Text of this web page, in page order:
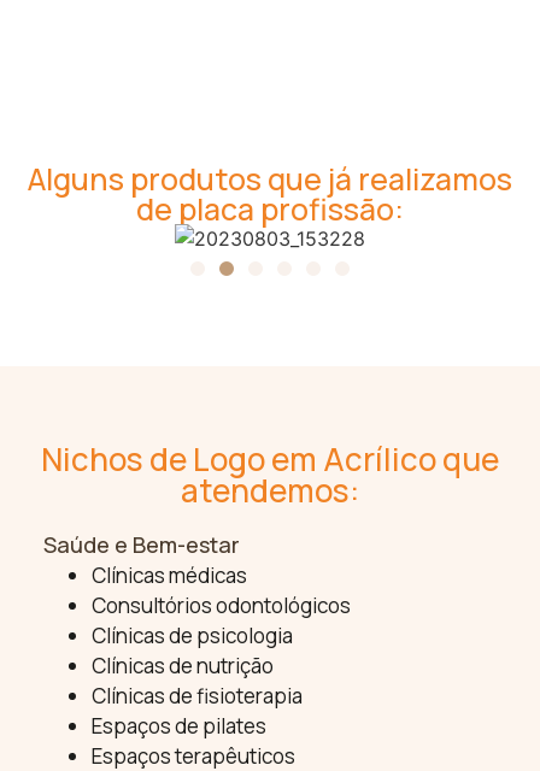
Alguns produtos que já realizamos
de placa profissão:
Nichos de Logo em Acrílico que
atendemos:
Saúde e Bem-estar
Clínicas médicas
Consultórios odontológicos
Clínicas de psicologia
Clínicas de nutrição
Clínicas de fisioterapia
Espaços de pilates
Espaços terapêuticos